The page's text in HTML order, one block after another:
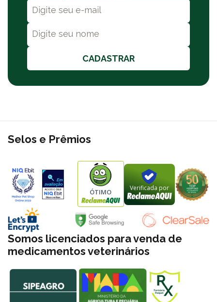
CADASTRAR
Selos e Prêmios
ÓTIMO Verificada por
Somos licenciados para venda de
medicamentos veterinários